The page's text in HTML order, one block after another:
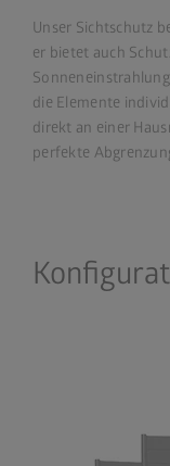
Unser Sichtschutz
er bietet auch
die Elemente
direkt an einer
perfekte